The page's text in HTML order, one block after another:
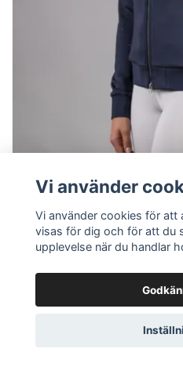
Cavallo
Jacket Marin
1 499 kr
Vi använder
Vi använder cookies för att
visas för dig och för att du
upplevelse när du handlar